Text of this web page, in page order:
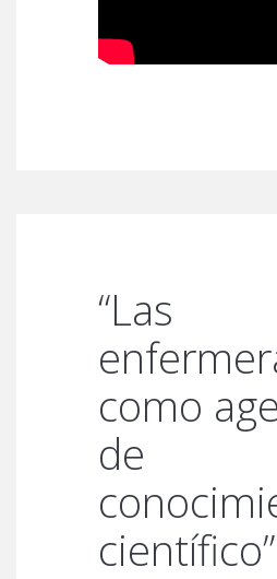
“Las
como
de
científico”